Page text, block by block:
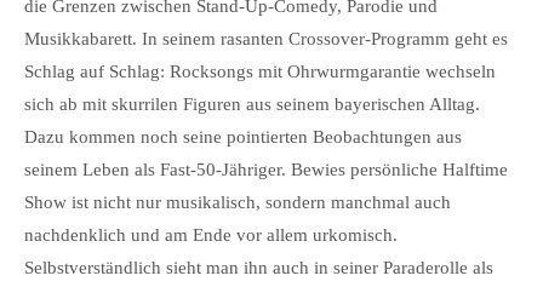
die Grenzen zwischen Stand-Up-Comedy, Parodie und
Musikkabarett. In seinem rasanten Crossover-Programm geht es
Schlag auf Schlag: Rocksongs mit Ohrwurmgarantie wechseln
sich ab mit skurrilen Figuren aus seinem bayerischen Alltag.
Dazu kommen noch seine pointierten Beobachtungen aus
seinem Leben als Fast-50-Jähriger. Bewies persönliche Halftime
Show ist nicht nur musikalisch, sondern manchmal auch
nachdenklich und am Ende vor allem urkomisch.
Selbstverständlich sieht man ihn auch in seiner Paraderolle als